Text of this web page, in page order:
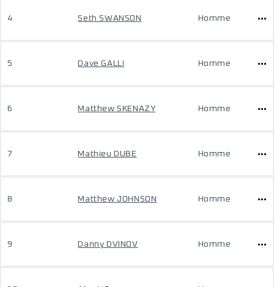
4 Seth SWANSON Homme
5 Dave GALLI Homme
6 Matthew SKENAZY Homme
7 Mathieu DUBE Homme
8 Matthew JOHNSON Homme
9 Danny DVINOV Homme